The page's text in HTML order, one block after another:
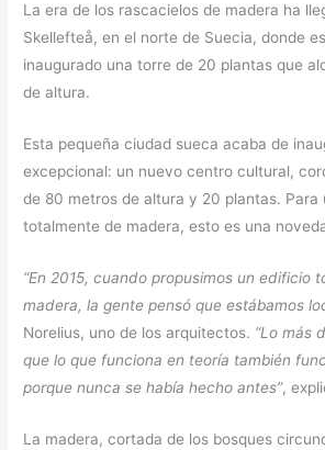
La era de los rascacielos de madera ha
Skellefteå, en el norte de Suecia, donde
inaugurado una torre de 20 plantas que
de altura.
Esta pequeña ciudad sueca acaba de
excepcional: un nuevo centro cultural,
de 80 metros de altura y 20 plantas. Para
totalmente de madera, esto es una
“En 2015, cuando propusimos un edificio
madera, la gente pensó que estábamos
Norelius, uno de los arquitectos. “Lo más
que lo que funciona en teoría también
porque nunca se había hecho antes”,
La madera, cortada de los bosques